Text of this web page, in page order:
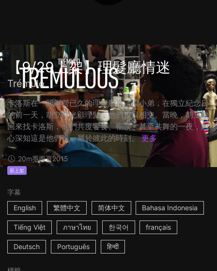
【9/29上架】理髮廳情迷
Trémulo
卡洛斯在一間經營已久的理髮廳當清潔小弟，在獨立紀念日
的前一天，胡立歐光顧理髮，他們四目相交。當晚，胡立歐
回來找卡洛斯，他們共度饗食、暢談、甚至共舞的一夜，內
心深知這是他們唯一屬於彼此的時刻。 更多
20m墨西哥2015
新上架
字幕
English
繁體中文 简体中文 Bahasa Indonesia
Tiếng Việt ภาษาไทย 한국어 français
Deutsch Português हिन्दी